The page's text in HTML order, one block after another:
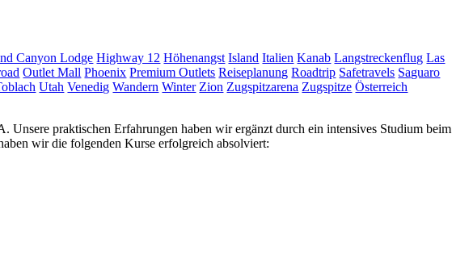
Canyon Lodge Highway 12 Höhenangst Island Italien Kanab Langstreckenflug Las
Outlet Mall Phoenix Premium Outlets Reiseplanung Roadtrip Safetravels Saguaro
Utah Venedig Wandern Winter Zion Zugspitzarena Zugspitze Österreich
Unsere praktischen Erfahrungen haben wir ergänzt durch ein intensives Studium beim
wir die folgenden Kurse erfolgreich absolviert: